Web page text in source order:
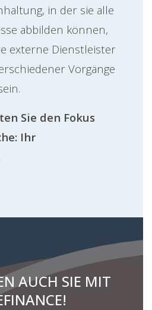
in der sie alle
abbilden können,
externe Dienstleister
Vorgänge
Sie den Fokus
Ihr
AUCH SIE MIT